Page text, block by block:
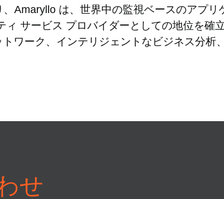
Amaryllo は、世界中の監視ベースのアプ
ィ サービス プロバイダーとしての地位を
トワーク、インテリジェントなビジネス分析
せ